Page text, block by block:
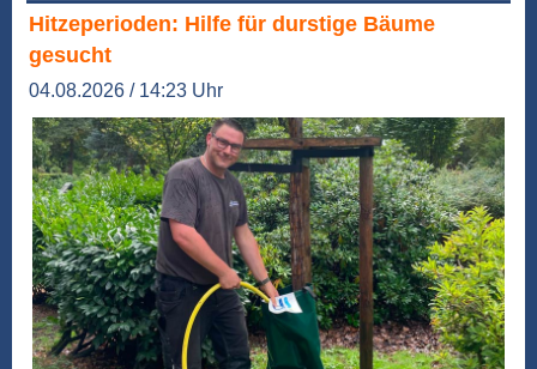
Hitzeperioden: Hilfe für durstige Bäume
gesucht
04.08.2026 / 14:23 Uhr